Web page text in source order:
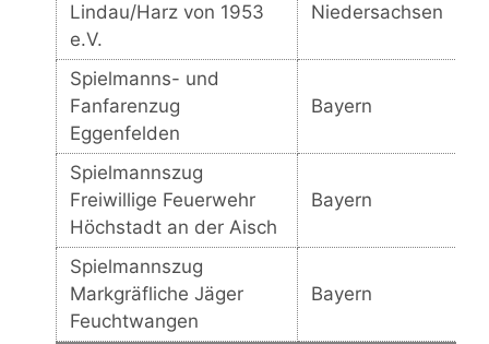
Lindau/Harz von 1953
e.V.
Niedersachsen
Spielmanns- und
Fanfarenzug
Eggenfelden
Bayern
Spielmannszug
Freiwillige Feuerwehr
Höchstadt an der Aisch
Bayern
Spielmannszug
Markgräfliche Jäger
Feuchtwangen
Bayern